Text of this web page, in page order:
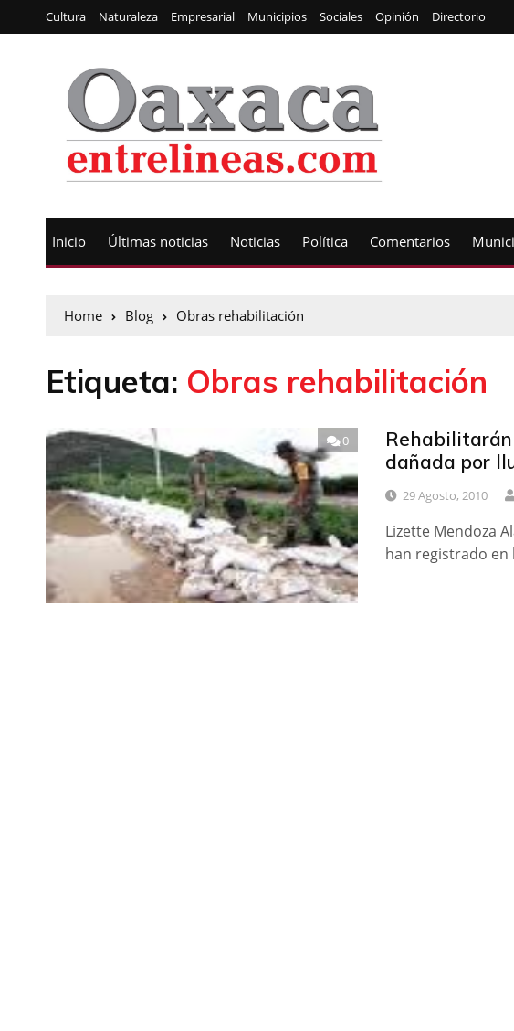
Cultura Naturaleza Empresarial Municipios Sociales Opinión Directorio
Inicio Últimas noticias Noticias Política Comentarios
Home Blog Obras rehabilitación
Etiqueta: Obras rehabilitación
0
dañada por
29 Agosto, 2010
Lizette Mendoza
han registrado en